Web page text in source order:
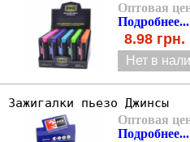
Оптовая
Подробнее...
8.98 грн.
Нет в
Зажигалки пьезо Джинсы
Оптовая
Подробнее...